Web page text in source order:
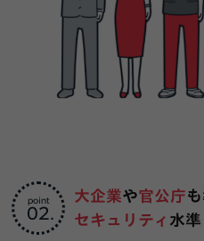
point
02
大企業や官公庁
セキュリティ 水準